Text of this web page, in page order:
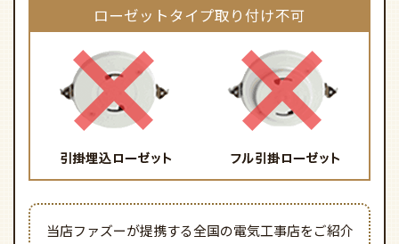
ローゼットタイプ取り付け不可
当店ファズーが提携する全国の電気工事店をご紹介